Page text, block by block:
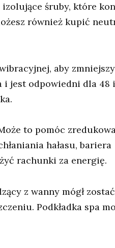
śruby, które
również kupić
aby
i jest odpowiedni dla 48
to pomóc
hałasu, bariera
rachunki za energię.
z wanny mógł zostać
Podkładka spa